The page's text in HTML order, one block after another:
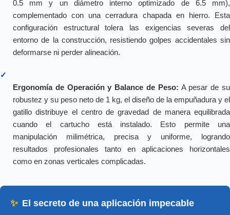
0.5 mm y un diámetro interno optimizado de 6.5 mm),
complementado con una cerradura chapada en hierro. Esta
configuración estructural tolera las exigencias severas del
entorno de la construcción, resistiendo golpes accidentales sin
deformarse ni perder alineación.
✓
Ergonomía de Operación y Balance de Peso: A pesar de su
robustez y su peso neto de 1 kg, el diseño de la empuñadura y el
gatillo distribuye el centro de gravedad de manera equilibrada
cuando el cartucho está instalado. Esto permite una
manipulación milimétrica, precisa y uniforme, logrando
resultados profesionales tanto en aplicaciones horizontales
como en zonas verticales complicadas.
✨ El secreto de una aplicación impecable